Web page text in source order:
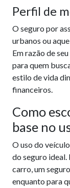
Perfil de
O seguro por
urbanos ou
Em razão de
para quem
estilo de vida
financeiros.
Como
base no
O uso do
do seguro
carro, um
enquanto para